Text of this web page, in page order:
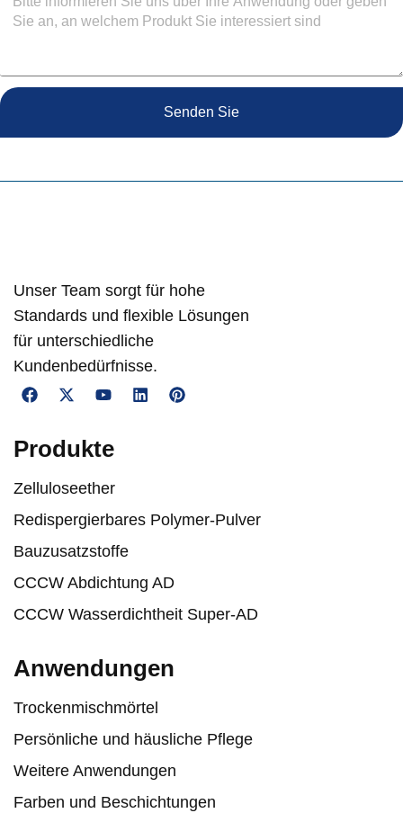
Senden Sie
Unser Team sorgt für hohe
Standards und flexible Lösungen
für unterschiedliche
Kundenbedürfnisse.
Produkte
Zelluloseether
Redispergierbares Polymer-Pulver
Bauzusatzstoffe
CCCW Abdichtung AD
CCCW Wasserdichtheit Super-AD
Anwendungen
Trockenmischmörtel
Persönliche und häusliche Pflege
Weitere Anwendungen
Farben und Beschichtungen